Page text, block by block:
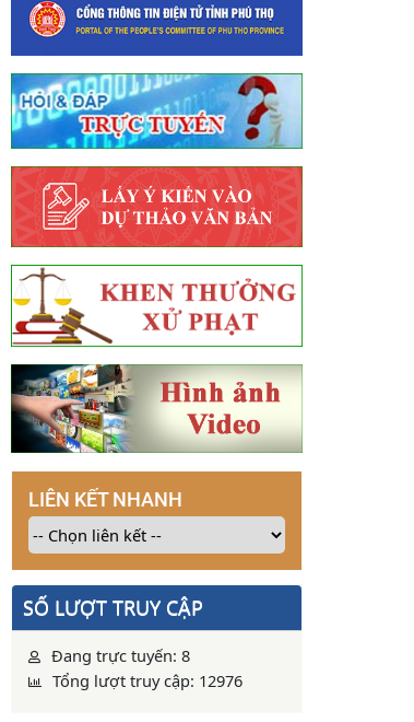
LIÊN KẾT NHANH
SỐ LƯỢT TRUY CẬP
Đang trực tuyến: 8
Tổng lượt truy cập: 12976